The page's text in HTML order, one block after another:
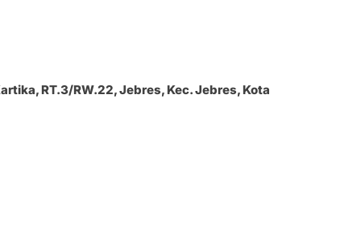
RT.3/RW.22, Jebres, Kec. Jebres, Kota